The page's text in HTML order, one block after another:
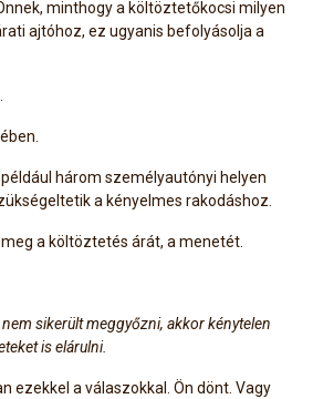
minthogy a költöztetőkocsi milyen
ajtóhoz, ez ugyanis befolyásolja a
három személyautónyi helyen
a kényelmes rakodáshoz.
a költöztetés árát, a menetét.
sikerült meggyőzni, akkor kénytelen
is elárulni.
ezekkel a válaszokkal. Ön dönt. Vagy